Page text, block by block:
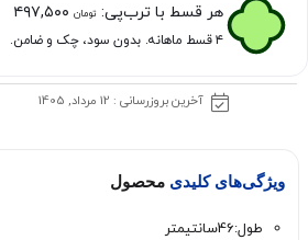
هر قسط با ترب‌پی: تومان
۴ قسط ماهانه. بدون سود، چک و ضامن.
آخرین بروزرسانی : 12 مرداد, 1405
ویژگی‌های کلیدی محصول
طول:46سانتیمتر